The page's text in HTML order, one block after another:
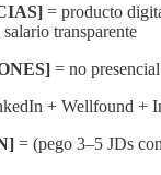
= producto
transparente
= no
+ Wellfound +
= (pego 3–5 JDs